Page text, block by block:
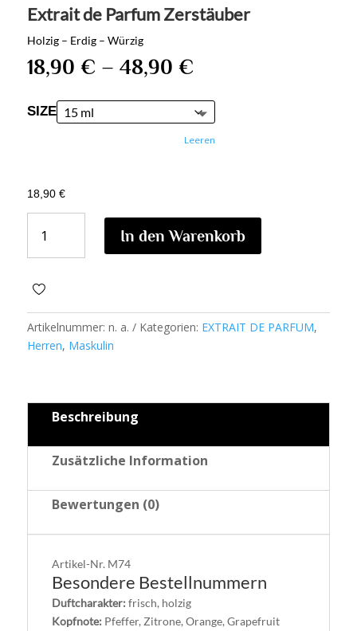
Extrait de Parfum Zerstäuber
Holzig – Erdig – Würzig
18,90 € – 48,90 €
SIZE
Leeren
18,90 €
M74
MENGE
In den Warenkorb
Artikelnummer: n. a. Kategorien: EXTRAIT DE PARFUM,
Herren, Maskulin
Beschreibung
Zusätzliche Information
Bewertungen (0)
Artikel-Nr. M74
Besondere Bestellnummern
Duftcharakter: frisch, holzig
Kopfnote: Pfeffer, Zitrone, Orange, Grapefruit